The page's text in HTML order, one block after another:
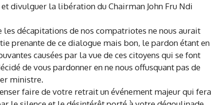
divulguer la libération du Chairman John Fru Ndi
décapitations de nos compatriotes ne nous aurait
prenante de ce dialogue mais bon, le pardon étant en
causées par la vue de ces citoyens qui se font
de vous pardonner en ne nous offusquant pas de
ministre.
faire de votre retrait un événement majeur qui fera